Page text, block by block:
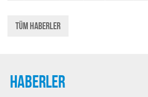
Tüm Haberler
HABERLER